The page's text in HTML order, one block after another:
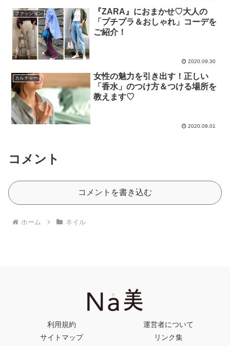
ファッション
『ZARA』におまかせ♡大人の
「プチプラ＆おしゃれ」コーデを
ご紹介！
2020.09.30
カルチャー
女性の魅力を引き出す！正しい
「香水」のつけ方＆つける場所を
教えます♡
2020.09.01
コメント
コメントを書き込む
ホーム ネイル
利用規約
運営者について
サイトマップ
リンク集